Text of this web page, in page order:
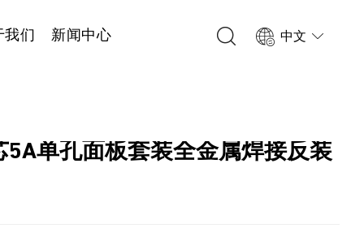
中文
我们 新闻中心
5A单孔面板套装全金属焊接反装